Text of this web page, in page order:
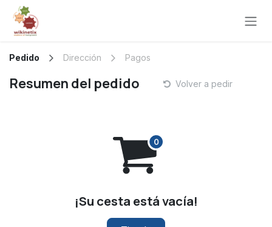
Ir al contenido
Pedido Dirección Pagos
Resumen del pedido Volver a pedir
¡Su cesta está vacía!